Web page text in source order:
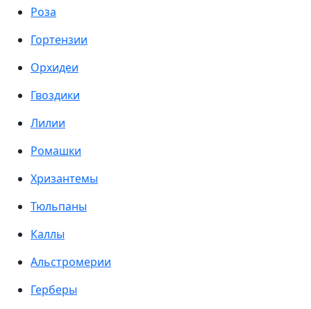
Роза
Гортензии
Орхидеи
Гвоздики
Лилии
Ромашки
Хризантемы
Тюльпаны
Каллы
Альстромерии
Герберы